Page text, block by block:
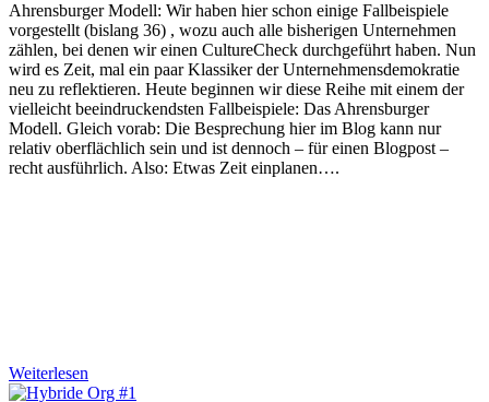
Ahrensburger Modell: Wir haben hier schon einige Fallbeispiele
vorgestellt (bislang 36) , wozu auch alle bisherigen Unternehmen
zählen, bei denen wir einen CultureCheck durchgeführt haben. Nun
wird es Zeit, mal ein paar Klassiker der Unternehmensdemokratie
neu zu reflektieren. Heute beginnen wir diese Reihe mit einem der
vielleicht beeindruckendsten Fallbeispiele: Das Ahrensburger
Modell. Gleich vorab: Die Besprechung hier im Blog kann nur
relativ oberflächlich sein und ist dennoch – für einen Blogpost –
recht ausführlich. Also: Etwas Zeit einplanen….
Weiterlesen